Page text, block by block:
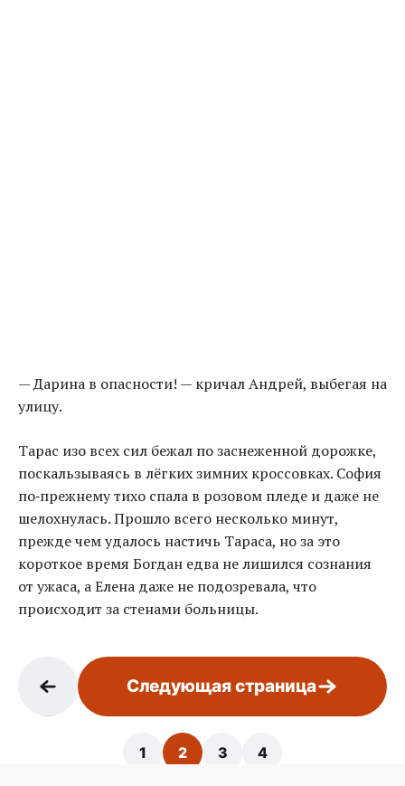
— Дарина в опасности! — кричал Андрей, выбегая на
улицу.
Тарас изо всех сил бежал по заснеженной дорожке,
поскальзываясь в лёгких зимних кроссовках. София
по‑прежнему тихо спала в розовом пледе и даже не
шелохнулась. Прошло всего несколько минут,
прежде чем удалось настичь Тараса, но за это
короткое время Богдан едва не лишился сознания
от ужаса, а Елена даже не подозревала, что
происходит за стенами больницы.
Следующая страница
1 2 3 4